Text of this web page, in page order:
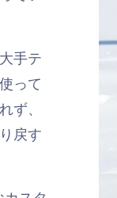
手テ
って
ず、
戻す